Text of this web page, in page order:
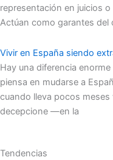
representación en juicios
Actúan como garantes del
Vivir en España siendo
Hay una diferencia
piensa en mudarse a
cuando lleva pocos meses
decepcione —en la
Tendencias